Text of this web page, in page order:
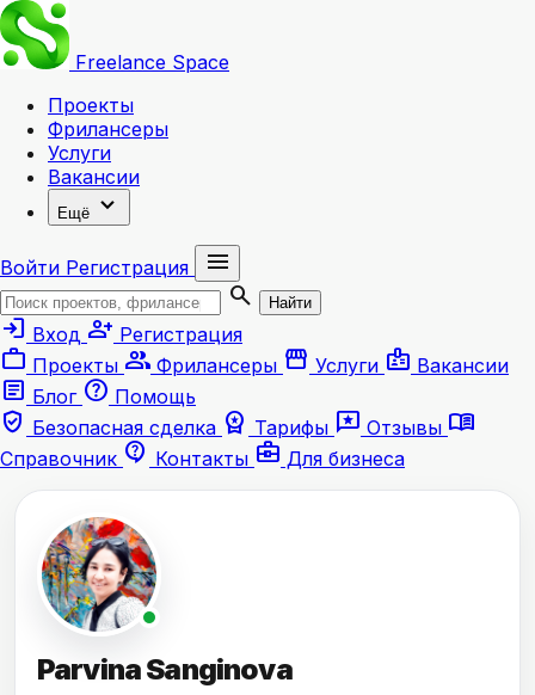
Freelance Space
Проекты
Фрилансеры
Услуги
Вакансии
Ещё expand_more
Войти Регистрация
menu
search
Найти
login Вход person_add Регистрация
work Проекты group Фрилансеры storefront Услуги badge Вакансии
article Блог help Помощь
verified_user Безопасная сделка workspace_premium Тарифы reviews Отзывы menu_book
Справочник contact_support Контакты business_center Для бизнеса
Parvina Sanginova